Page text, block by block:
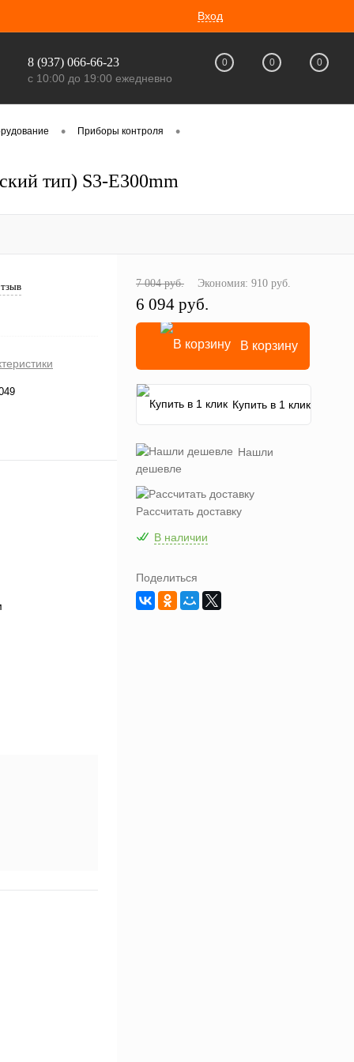
Вход
8 (937) 066-66-23
с 10:00 до 19:00 ежедневно
0 0 0
• Приборы контроля •
тип) S3-E300mm
7 004 руб. Экономия: 910 руб.
6 094 руб.
В корзину
Купить в 1 клик
Нашли
дешевле
Рассчитать доставку
В наличии
Поделиться